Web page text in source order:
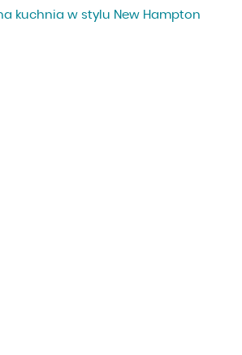
kuchnia w stylu New Hampton